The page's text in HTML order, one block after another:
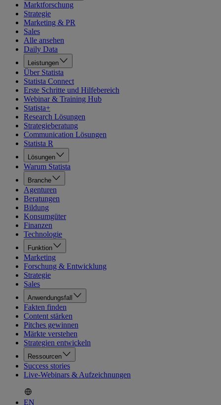
Marktforschung
Strategie
Marketing & PR
Sales
Alle ansehen
Daily Data
Leistungen
Über Statista
Statista Connect
Erste Schritte und Hilfebereich
Webinar & Training Hub
Statista+
Research Lösungen
Strategieberatung
Communication Lösungen
Statista R
Lösungen
Warum Statista
Branche
Agenturen
Beratungen
Bildung
Konsumgüter
Finanzen
Technologie
Funktion
Marketing
Forschung & Entwicklung
Strategie
Sales
Anwendungsfall
Fakten finden
Content stärken
Pitches gewinnen
Märkte verstehen
Strategien entwickeln
Ressourcen
Success stories
Live-Webinars & Aufzeichnungen
EN